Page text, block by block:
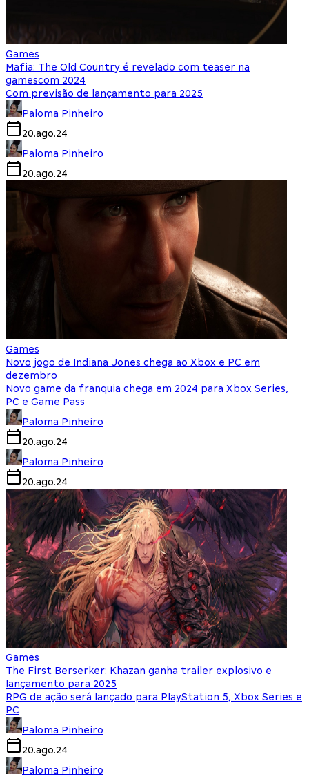
Games
Mafia: The Old Country é revelado com teaser na
gamescom 2024
Com previsão de lançamento para 2025
Paloma Pinheiro
20.ago.24
Paloma Pinheiro
20.ago.24
Games
Novo jogo de Indiana Jones chega ao Xbox e PC em
dezembro
Novo game da franquia chega em 2024 para Xbox Series,
PC e Game Pass
Paloma Pinheiro
20.ago.24
Paloma Pinheiro
20.ago.24
Games
The First Berserker: Khazan ganha trailer explosivo e
lançamento para 2025
RPG de ação será lançado para PlayStation 5, Xbox Series e
PC
Paloma Pinheiro
20.ago.24
Paloma Pinheiro